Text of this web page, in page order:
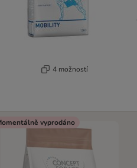
4 možností
vyprodáno